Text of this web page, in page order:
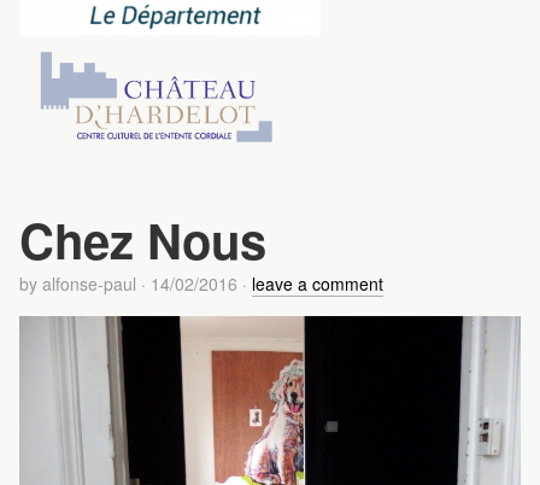
Chez Nous
by alfonse-paul · 14/02/2016 · leave a comment